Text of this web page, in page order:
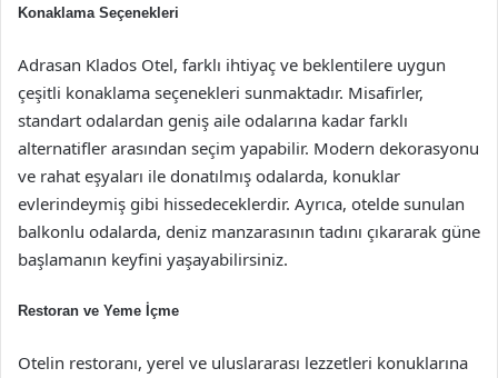
Konaklama Seçenekleri
Adrasan Klados Otel, farklı ihtiyaç ve beklentilere uygun
çeşitli konaklama seçenekleri sunmaktadır. Misafirler,
standart odalardan geniş aile odalarına kadar farklı
alternatifler arasından seçim yapabilir. Modern dekorasyonu
ve rahat eşyaları ile donatılmış odalarda, konuklar
evlerindeymiş gibi hissedeceklerdir. Ayrıca, otelde sunulan
balkonlu odalarda, deniz manzarasının tadını çıkararak güne
başlamanın keyfini yaşayabilirsiniz.
Restoran ve Yeme İçme
Otelin restoranı, yerel ve uluslararası lezzetleri konuklarına